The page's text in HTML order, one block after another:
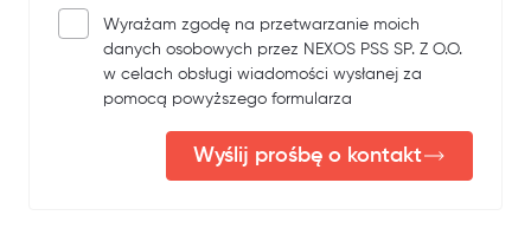
Wyrażam zgodę na przetwarzanie moich
danych osobowych przez NEXOS PSS SP. Z O.O.
w celach obsługi wiadomości wysłanej za
pomocą powyższego formularza
Wyślij prośbę o kontakt